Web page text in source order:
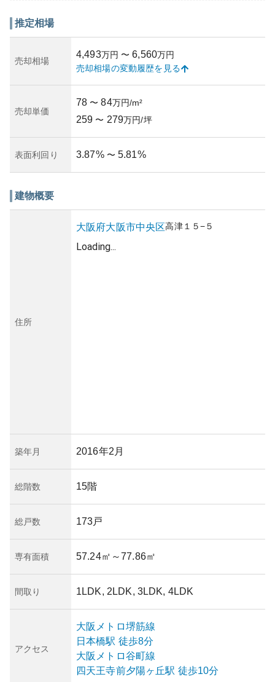
推定相場
売却相場
4,493万円 〜 6,560万円
売却相場の変動履歴を見る
売却単価
78 〜 84万円/m²
259 〜 279万円/坪
表面利回り 3.87% 〜 5.81%
建物概要
住所
大阪府大阪市中央区高津１５−５
Loading...
築年月 2016年2月
総階数 15階
総戸数 173戸
専有面積 57.24㎡ ～77.86㎡
間取り 1LDK, 2LDK, 3LDK, 4LDK
アクセス
大阪メトロ堺筋線
日本橋駅 徒歩8分
大阪メトロ谷町線
四天王寺前夕陽ヶ丘駅 徒歩10分